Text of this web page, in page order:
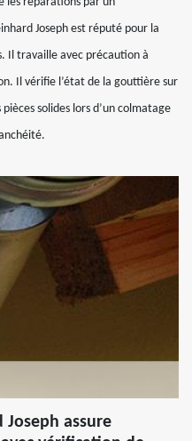
Joseph est réputé pour la
Il travaille avec précaution à
Il vérifie l’état de la gouttière sur
solides lors d’un colmatage
assure